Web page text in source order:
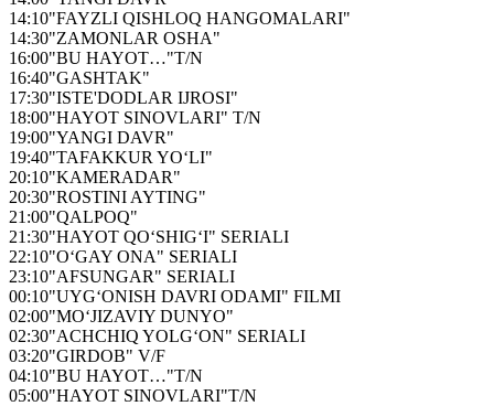
14:10"FAYZLI QISHLOQ HANGOMALARI"
14:30"ZAMONLAR OSHA"
16:00"BU HAYOT…"T/N
16:40"GASHTAK"
17:30"ISTE'DODLAR IJROSI"
18:00"HAYOT SINOVLARI" T/N
19:00"YANGI DAVR"
19:40"TAFAKKUR YO‘LI"
20:10"KAMERADAR"
20:30"ROSTINI AYTING"
21:00"QALPOQ"
21:30"HAYOT QO‘SHIG‘I" SERIALI
22:10"O‘GAY ONA" SERIALI
23:10"AFSUNGAR" SERIALI
00:10"UYG‘ONISH DAVRI ODAMI" FILMI
02:00"MO‘JIZAVIY DUNYO"
02:30"ACHCHIQ YOLG‘ON" SERIALI
03:20"GIRDOB" V/F
04:10"BU HAYOT…"T/N
05:00"HAYOT SINOVLARI"T/N